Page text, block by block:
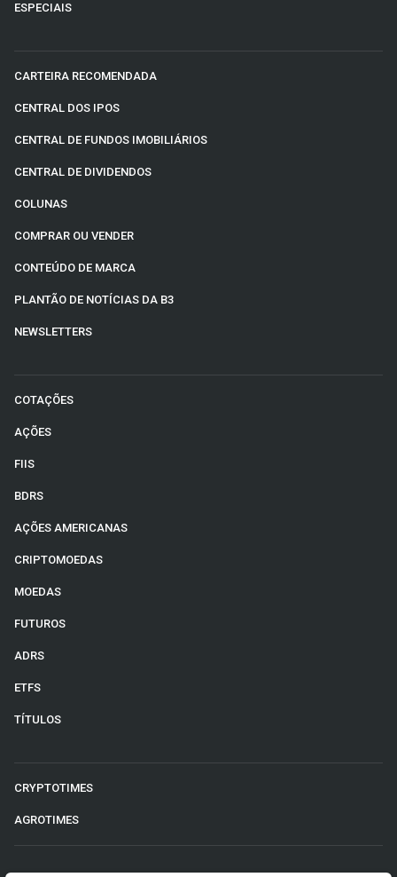
ESPECIAIS
CARTEIRA RECOMENDADA
CENTRAL DOS IPOS
CENTRAL DE FUNDOS IMOBILIÁRIOS
CENTRAL DE DIVIDENDOS
COLUNAS
COMPRAR OU VENDER
CONTEÚDO DE MARCA
PLANTÃO DE NOTÍCIAS DA B3
NEWSLETTERS
COTAÇÕES
AÇÕES
FIIS
BDRS
AÇÕES AMERICANAS
CRIPTOMOEDAS
MOEDAS
FUTUROS
ADRS
ETFS
TÍTULOS
CRYPTOTIMES
AGROTIMES